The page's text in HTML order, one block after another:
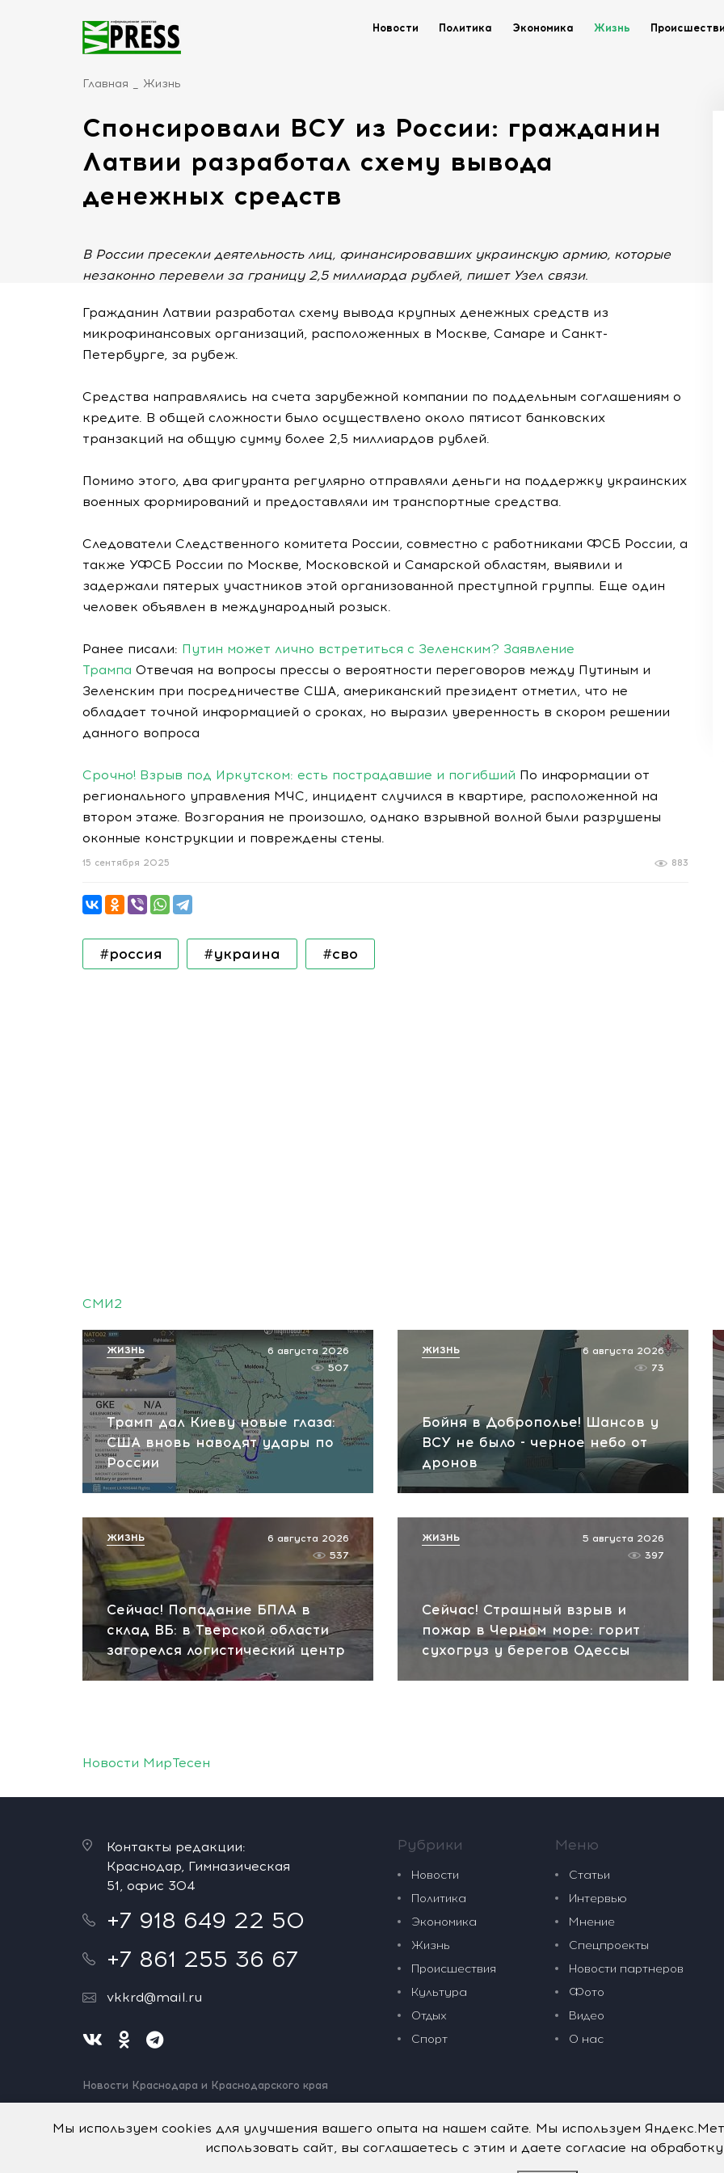
Новости Политика Экономика Жизнь
Главная Жизнь
Спонсировали ВСУ из России: гражданин
Латвии разработал схему вывода
денежных средств
В России пресекли деятельность лиц, финансировавших украинскую армию, которые
незаконно перевели за границу 2,5 миллиарда рублей, пишет Узел связи.
Гражданин Латвии разработал схему вывода крупных денежных средств из
микрофинансовых организаций, расположенных в Москве, Самаре и Санкт-
Петербурге, за рубеж.
Средства направлялись на счета зарубежной компании по поддельным соглашениям о
кредите. В общей сложности было осуществлено около пятисот банковских
транзакций на общую сумму более 2,5 миллиардов рублей.
Помимо этого, два фигуранта регулярно отправляли деньги на поддержку украинских
военных формирований и предоставляли им транспортные средства.
Следователи Следственного комитета России, совместно с работниками ФСБ России, а
также УФСБ России по Москве, Московской и Самарской областям, выявили и
задержали пятерых участников этой организованной преступной группы. Еще один
человек объявлен в международный розыск.
Ранее писали: Путин может лично встретиться с Зеленским? Заявление
Трампа Отвечая на вопросы прессы о вероятности переговоров между Путиным и
Зеленским при посредничестве США, американский президент отметил, что не
обладает точной информацией о сроках, но выразил уверенность в скором решении
данного вопроса
Срочно! Взрыв под Иркутском: есть пострадавшие и погибший По информации от
регионального управления МЧС, инцидент случился в квартире, расположенной на
втором этаже. Возгорания не произошло, однако взрывной волной были разрушены
оконные конструкции и повреждены стены.
883
15 сентября 2025
#россия #украина #сво
СМИ2
Трамп дал Киеву новые глаза:
США вновь наводят удары по
России
6 августа 2026
507
ЖИЗНЬ
Бойня в Доброполье! Шансов у
ВСУ не было - черное небо от
дронов
6 августа 2026
73
ЖИЗНЬ
Сейчас! Попадание БПЛА в
склад ВБ: в Тверской области
загорелся логистический центр
6 августа 2026
537
ЖИЗНЬ
Сейчас! Страшный взрыв и
пожар в Черном море: горит
сухогруз у берегов Одессы
5 августа 2026
397
ЖИЗНЬ
Новости МирТесен
Контакты редакции:
Краснодар, Гимназическая
51, офис 304
+7 918 649 22 50
+7 861 255 36 67
vkkrd@mail.ru
Новости Краснодара и Краснодарского края
Нашли ошибку? Выделите и нажмите Ctrl+Enter.
Рубрики
Новости
Политика
Экономика
Жизнь
Происшествия
Культура
Отдых
Спорт
Меню
Статьи
Интервью
Мнение
Спецпроекты
Новости партнеров
Фото
Видео
О нас
Мы используем cookies для улучшения вашего опыта на нашем сайте. Мы используем
использовать сайт, вы соглашаетесь с этим и даете согласие на